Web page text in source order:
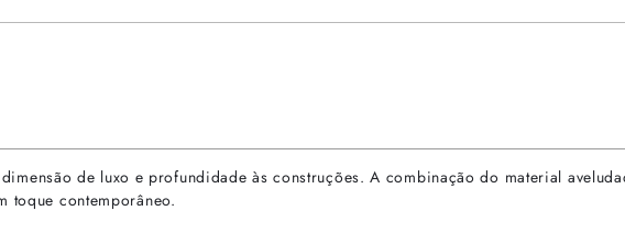
de luxo e profundidade às construções. A combinação do material
toque contemporâneo.